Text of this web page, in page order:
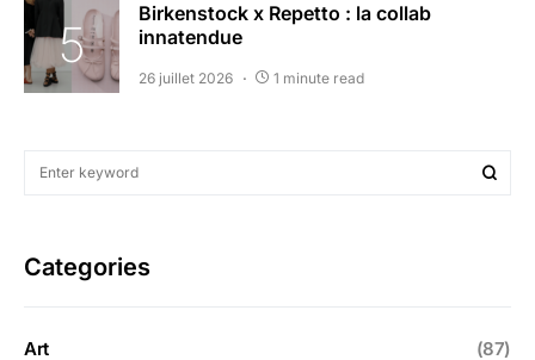
Birkenstock x Repetto : la collab
innatendue
26 juillet 2026 1 minute read
Categories
Art (87)